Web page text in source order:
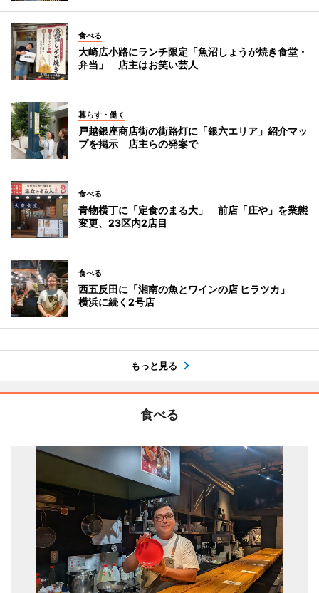
食べる
大崎広小路にランチ限定「魚沼しょうが焼き食堂・
弁当」 店主はお笑い芸人
暮らす・働く
戸越銀座商店街の街路灯に「銀六エリア」紹介マッ
プを掲示 店主らの発案で
食べる
青物横丁に「定食のまる大」 前店「庄や」を業態
変更、23区内2店目
食べる
西五反田に「湘南の魚とワインの店 ヒラツカ」
横浜に続く2号店
もっと見る
食べる